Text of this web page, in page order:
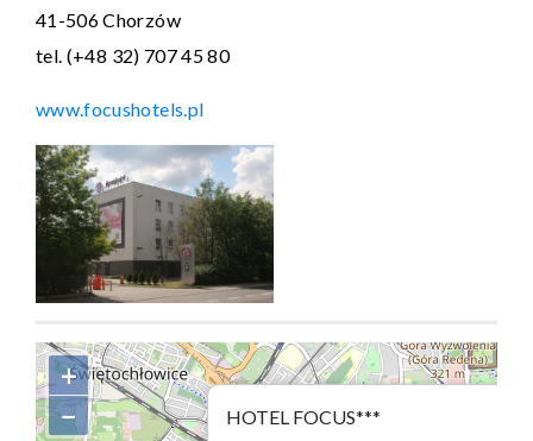
41-506 Chorzów
tel. (+48 32) 707 45 80
www.focushotels.pl
HOTEL FOCUS***
+
−